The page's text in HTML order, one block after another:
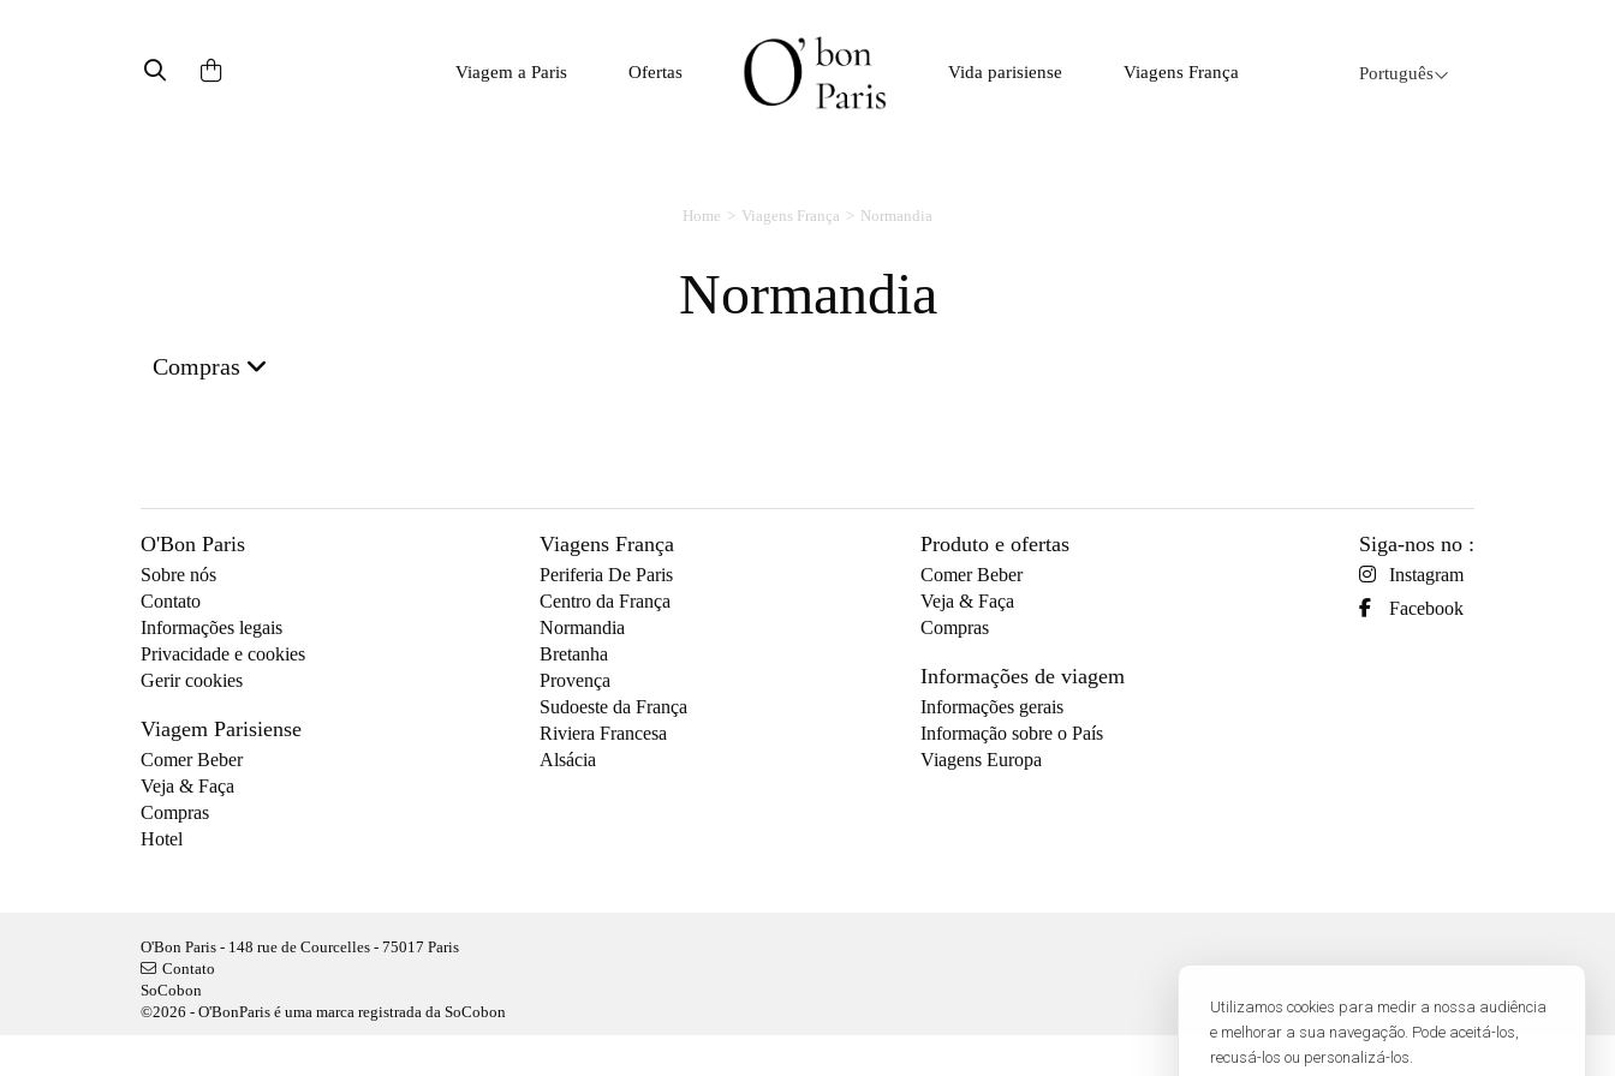
Utilizamos cookies para medir a nossa audiência
e melhorar a sua navegação. Pode aceitá-los,
recusá-los ou personalizá-los.
Viagem a Paris Ofertas Vida parisiense Viagens França Português
Home Viagens França Normandia
Normandia
Compras
O'Bon Paris
Sobre nós
Contato
Informações legais
Privacidade e cookies
Gerir cookies
Viagem Parisiense
Comer Beber
Veja & Faça
Compras
Hotel
Viagens França
Periferia De Paris
Centro da França
Normandia
Bretanha
Provença
Sudoeste da França
Riviera Francesa
Alsácia
Produto e ofertas
Comer Beber
Veja & Faça
Compras
Informações de viagem
Informações gerais
Informação sobre o País
Viagens Europa
Siga-nos no :
Instagram
Facebook
O'Bon Paris - 148 rue de Courcelles - 75017 Paris
Contato
SoCobon
©2026 - O'BonParis é uma marca registrada da SoCobon